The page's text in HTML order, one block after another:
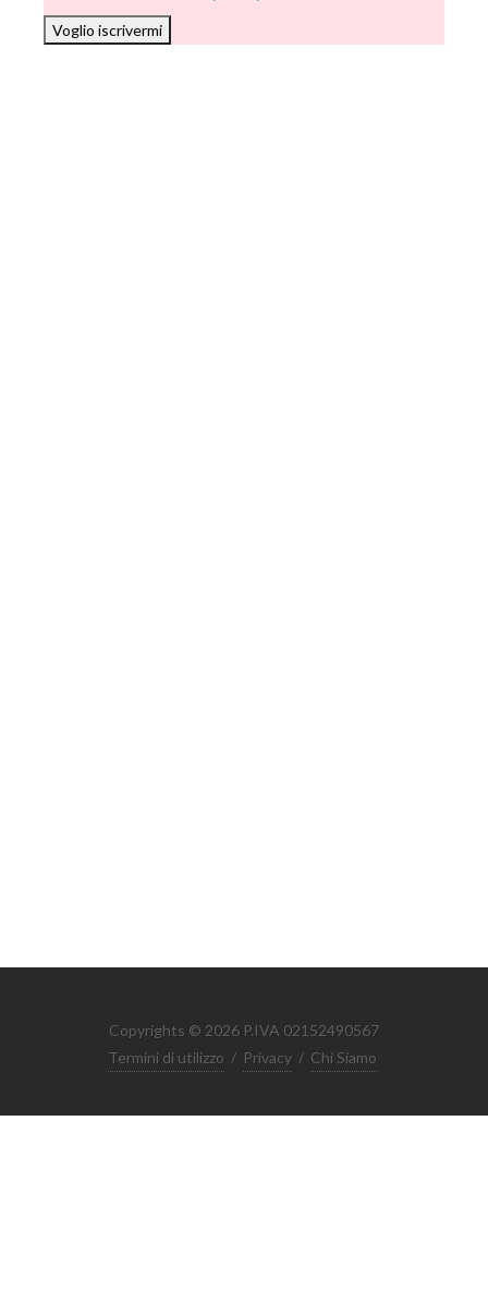
Voglio iscrivermi
Copyrights © 2026 P.IVA 02152490567
Termini di utilizzo / Privacy / Chi Siamo